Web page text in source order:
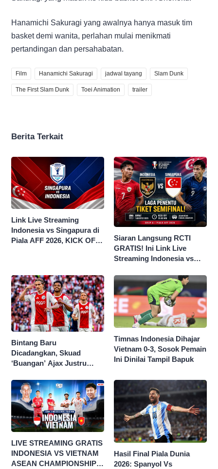
Hanamichi Sakuragi yang awalnya hanya masuk tim
basket demi wanita, perlahan mulai menikmati
pertandingan dan persahabatan.
Film Hanamichi Sakuragi jadwal tayang Slam Dunk
The First Slam Dunk Toei Animation trailer
Berita Terkait
Link Live Streaming
Indonesia vs Singapura di
Piala AFF 2026, KICK OFF
Siaran Langsung RCTI
GRATIS! Ini Link Live
Streaming Indonesia vs
2026
Bintang Baru
Dicadangkan, Skuad
‘Buangan’ Ajax Justru
Timnas Indonesia Dihajar
Vietnam 0-3, Sosok Pemain
Ini Dinilai Tampil Bapuk
LIVE STREAMING GRATIS
INDONESIA VS VIETNAM
ASEAN CHAMPIONSHIP
Hasil Final Piala Dunia
2026: Spanyol Vs